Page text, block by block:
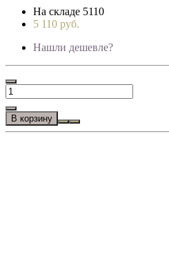
На складе 5110
5 110 руб.
Нашли дешевле?
В корзину